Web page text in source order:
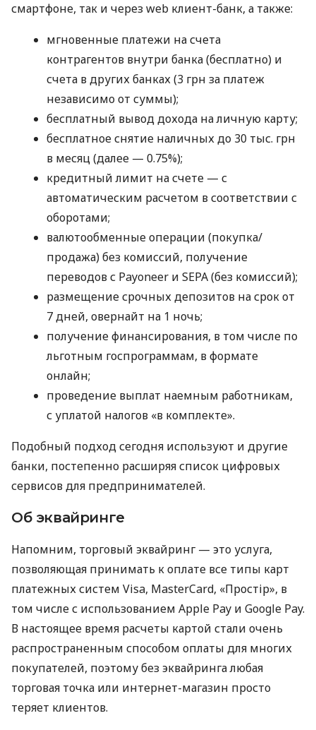
смартфоне, так и через web клиент-банк, а также:
мгновенные платежи на счета
контрагентов внутри банка (бесплатно) и
счета в других банках (3 грн за платеж
независимо от суммы);
бесплатный вывод дохода на личную карту;
бесплатное снятие наличных до 30 тыс. грн
в месяц (далее — 0.75%);
кредитный лимит на счете — с
автоматическим расчетом в соответствии с
оборотами;
валютообменные операции (покупка/
продажа) без комиссий, получение
переводов с Payoneer и SEPA (без комиссий);
размещение срочных депозитов на срок от
7 дней, овернайт на 1 ночь;
получение финансирования, в том числе по
льготным госпрограммам, в формате
онлайн;
проведение выплат наемным работникам,
с уплатой налогов «в комплекте».
Подобный подход сегодня используют и другие
банки, постепенно расширяя список цифровых
сервисов для предпринимателей.
Об эквайринге
Напомним, торговый эквайринг — это услуга,
позволяющая принимать к оплате все типы карт
платежных систем Visa, MasterCard, «Простір», в
том числе с использованием Apple Pay и Google Pay.
В настоящее время расчеты картой стали очень
распространенным способом оплаты для многих
покупателей, поэтому без эквайринга любая
торговая точка или интернет-магазин просто
теряет клиентов.